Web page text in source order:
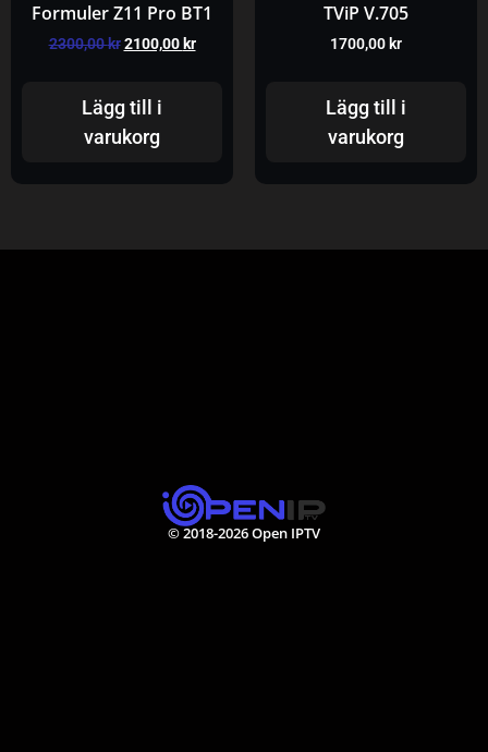
Formuler Z11 Pro BT1
2300,00kr 2100,00 kr
Lägg till i
varukorg
TViP V.705
1700,00 kr
Lägg till i
varukorg
© 2018-2026 Open IPTV